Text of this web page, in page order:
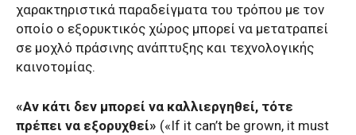
χαρακτηριστικά παραδείγματα του τρόπου με τον
οποίο ο εξορυκτικός χώρος μπορεί να μετατραπεί
σε μοχλό πράσινης ανάπτυξης και τεχνολογικής
καινοτομίας.
«Αν κάτι δεν μπορεί να καλλιεργηθεί, τότε
πρέπει να εξορυχθεί» («If it can’t be grown, it must